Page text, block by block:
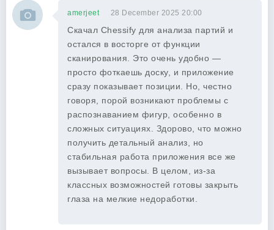
amerjeet 28 December 2025 20:00
Скачал Chessify для анализа партий и
остался в восторге от функции
сканирования. Это очень удобно —
просто фоткаешь доску, и приложение
сразу показывает позиции. Но, честно
говоря, порой возникают проблемы с
распознаванием фигур, особенно в
сложных ситуациях. Здорово, что можно
получить детальный анализ, но
стабильная работа приложения все же
вызывает вопросы. В целом, из-за
классных возможностей готовы закрыть
глаза на мелкие недоработки.